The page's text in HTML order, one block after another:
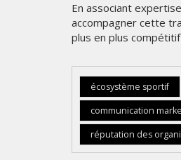
En associant
accompagner cette
plus en plus
écosystème sportif
communication
réputation des